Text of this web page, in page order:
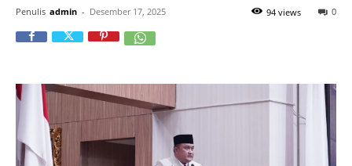
Penulis admin - Desember 17, 2025 0
94 views